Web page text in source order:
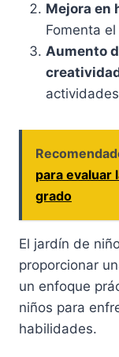
Mejora en
Fomenta
Aumento
para evaluar
grado
El jardín de
proporcionar
un enfoque
niños para
habilidades.